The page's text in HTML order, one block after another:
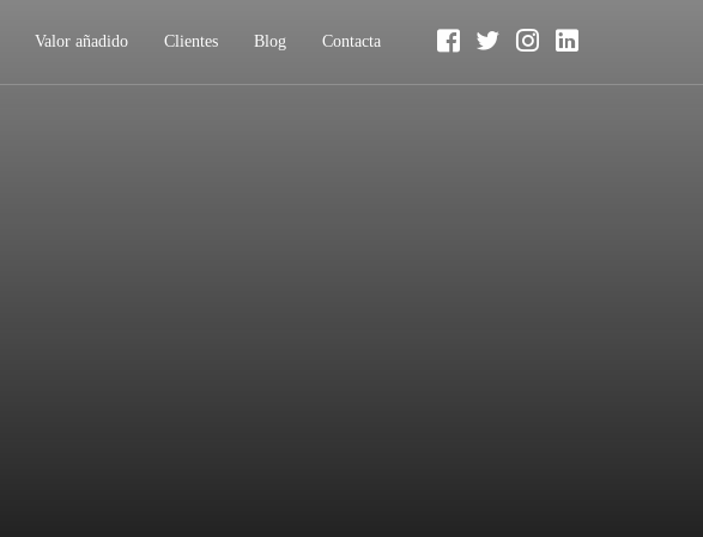
Valor añadido Clientes Blog Contacta